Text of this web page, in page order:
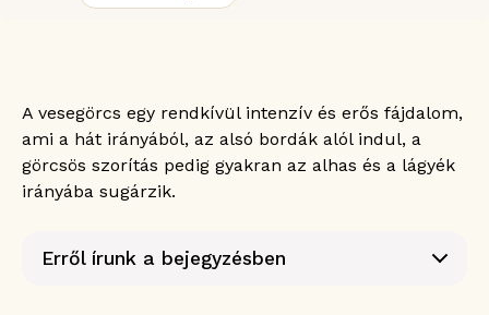
A vesegörcs egy rendkívül intenzív és erős fájdalom,
ami a hát irányából, az alsó bordák alól indul, a
görcsös szorítás pedig gyakran az alhas és a lágyék
irányába sugárzik.
Erről írunk a bejegyzésben